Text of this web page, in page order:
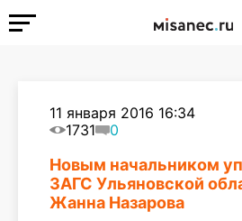
11 января 2016 16:34
1731
0
Новым начальником
ЗАГС Ульяновской
Жанна Назарова